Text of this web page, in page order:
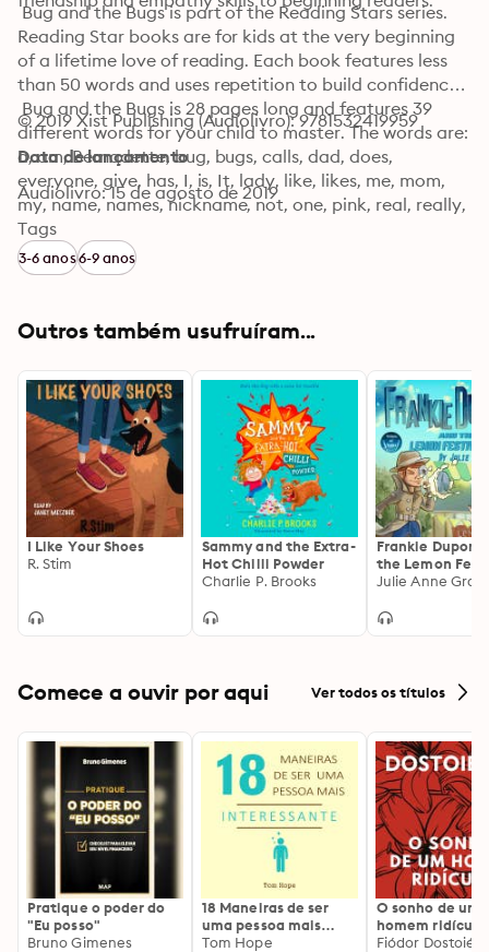
Bug and the Bugs is part of the Reading Stars series.
Reading Star books are for kids at the very beginning
of a lifetime love of reading. Each book features less
than 50 words and uses repetition to build confidence.
Bug and the Bugs is 28 pages long and features 39
different words for your child to master. The words are:
a, am, Bernadette, bug, bugs, calls, dad, does,
everyone, give, has, I, is, It, lady, like, likes, me, mom,
my, name, names, nickname, not, one, pink, real, really,
so, still, stink, stinker, stinky, them, this, to, too, who,
wing
© 2019 Xist Publishing (Audiolivro): 9781532419959
Data de lançamento
Audiolivro: 15 de agosto de 2019
Tags
3-6 anos6-9 anos
Outros também usufruíram...
I Like Your Shoes
R. Stim
Sammy and the Extra-
Hot Chilli Powder
Charlie P. Brooks
Frankie Dupont
the Lemon
Fiasco
Julie Anne
Comece a ouvir por aqui Ver todos os títulos
Pratique o poder do
"Eu posso"
Bruno Gimenes
18 Maneiras de ser
uma pessoa mais
interessante
Tom Hope
O sonho de um
homem ridículo
Fiódor